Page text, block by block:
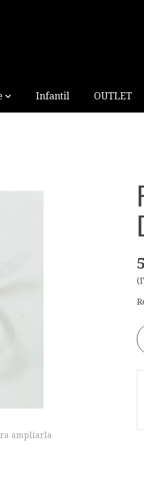
Infantil OUTLET
ampliarla